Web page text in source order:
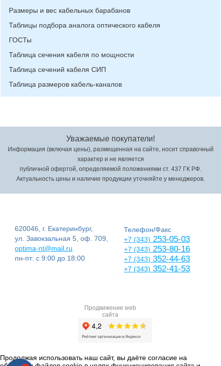
Размеры и вес кабельных барабанов
Таблицы подбора аналога оптического кабеля
ГОСТы
Таблица сечения кабеля по мощности
Таблица сечений кабеля СИП
Таблица размеров кабель-каналов
Уважаемые покупатели!
Информация (включая цены), размещенная на сайте, носит справочный
характер и не является
публичной офертой, определяемой положениями ст. 437 ГК РФ.
Актуальность цены и наличие продукции уточняйте у менеджеров.
620046, г. Екатеринбург,
ул. Завокзальная 5, оф. 709,
optima-nt@mail.ru
пн-пт: с 9:00 до 18:00
Телефон/Факс
+7 (343) 253-05-03
+7 (343) 253-80-16
+7 (343) 352-44-63
+7 (343) 352-41-53
Продвижение web
сайта
Продолжая использовать наш сайт, вы даёте согласие на